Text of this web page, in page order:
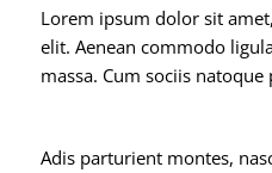
Lorem ipsum dolor sit
elit. Aenean commodo
massa. Cum sociis natoque
Adis parturient montes,